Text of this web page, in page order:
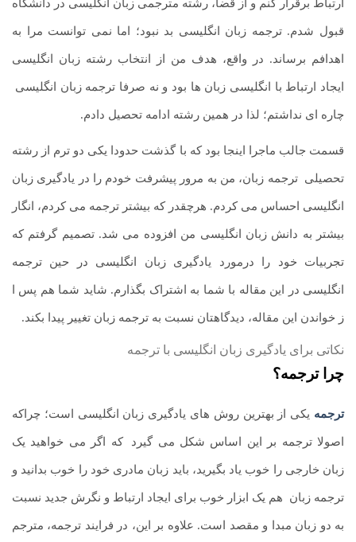
ارتباط برقرار کنم و از قضا، رشته مترجمی زبان انگلیسی در دانشگاه
قبول شدم. ترجمه زبان انگلیسی بد نبود؛ اما نمی توانست مرا به
اهدافم برساند. در واقع، هدف من از انتخاب رشته زبان انگلیسی
ایجاد ارتباط با انگلیسی زبان ها بود و نه صرفا ترجمه زبان انگلیسی
چاره ای نداشتم؛ لذا در همین رشته ادامه تحصیل دادم.
قسمت جالب ماجرا اینجا بود که با گذشت حدودا یکی دو ترم از رشته
تحصیلی ترجمه زبان، من به مرور پیشرفت خودم را در یادگیری زبان
انگلیسی احساس می کردم. هرچقدر که بیشتر ترجمه می کردم، انگار
بیشتر به دانش زبان انگلیسی من افزوده می شد. تصمیم گرفتم که
تجربیات خود را درمورد یادگیری زبان انگلیسی در حین ترجمه
انگلیسی در این مقاله با شما به اشتراک بگذارم. شاید شما هم پس ا
ز خواندن این مقاله، دیدگاهتان نسبت به ترجمه زبان تغییر پیدا بکند.
نکاتی برای یادگیری زبان انگلیسی با ترجمه
چرا ترجمه؟
ترجمه یکی از بهترین روش های یادگیری زبان انگلیسی است؛ چراکه
اصولا ترجمه بر این اساس شکل می گیرد که اگر می خواهید یک
زبان خارجی را خوب یاد بگیرید، باید زبان مادری خود را خوب بدانید و
ترجمه زبان هم یک ابزار خوب برای ایجاد ارتباط و نگرش جدید نسبت
به دو زبان مبدا و مقصد است. علاوه بر این، در فرایند ترجمه، مترجم